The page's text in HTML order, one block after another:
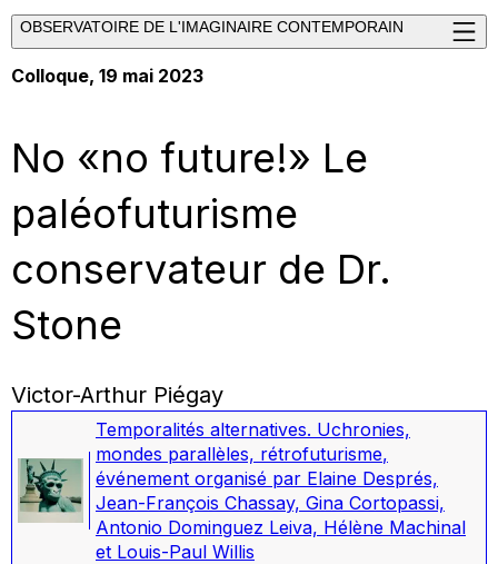
OBSERVATOIRE DE L'IMAGINAIRE CONTEMPORAIN
Colloque, 19 mai 2023
No «no future!» Le
paléofuturisme
conservateur de Dr.
Stone
Victor-Arthur Piégay
Temporalités alternatives. Uchronies,
mondes parallèles, rétrofuturisme,
événement organisé par Elaine Després,
Jean-François Chassay, Gina Cortopassi,
Antonio Dominguez Leiva, Hélène Machinal
et Louis-Paul Willis